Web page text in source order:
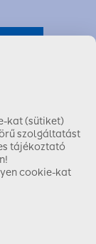
28.
kat (sütiket)
szolgáltatást
tájékoztató
cookie-kat